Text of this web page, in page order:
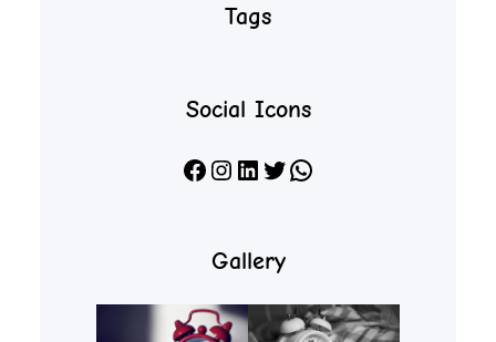
Tags
Social Icons
Facebook Instagram LinkedIn X WhatsApp
Gallery